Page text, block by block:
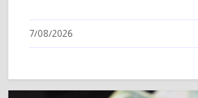
7/08/2026